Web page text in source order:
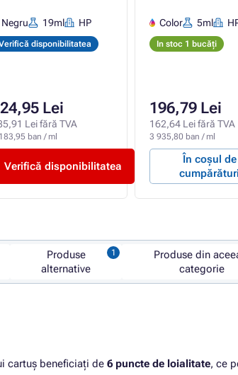
Negru 19ml HP
disponibilitatea
Lei
Lei fără TVA
ban / ml
Verifică disponibilitatea
Color 5ml
In stoc 1 bucăți
196,79 Lei
162,64 Lei fără TVA
3 935,80 ban / ml
În coșul de
cumpărături
Produse
alternative
Produse din
categorie
cartuș beneficiați de 6 puncte de loialitate, ce